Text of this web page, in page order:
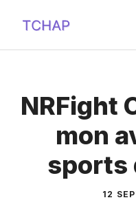
contenu
NRFight
mon
sports
12